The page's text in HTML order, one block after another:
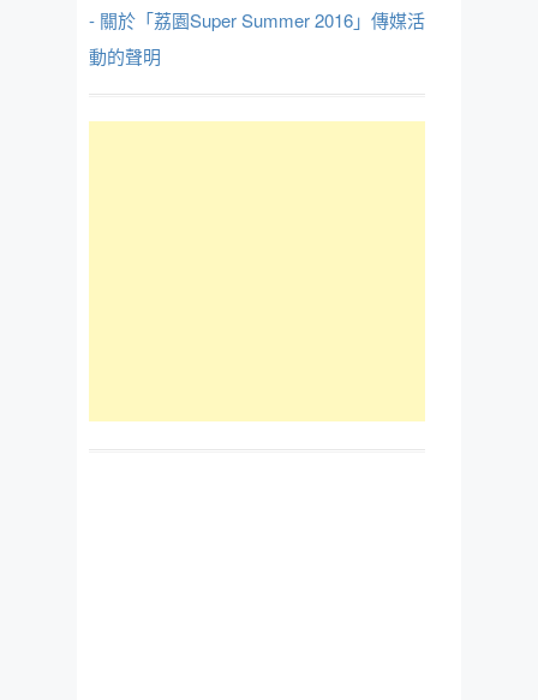
- 關於「荔園Super Summer 2016」傳媒活
動的聲明